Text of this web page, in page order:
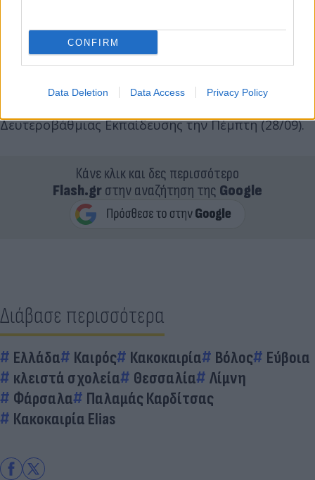
CONFIRM
Data Deletion Data Access Privacy Policy
Λόγω των νέων έντονων καιρικών φαινομένων που
πλήττουν καιτην περιοχή των
τελευταία εικοσιτετράωρα, ο δήμαρχος
ανακοίνωσε τη μη λειτουργία των σχολικών
Δευτεροβάθμιας Εκπαίδευσης την Πέμπτη (28/09).
Κάνε κλικ και δες περισσότερο
Flash.grστην αναζήτηση της Google
Διάβασε περισσότερα
Ελλάδα Καιρός Κακοκαιρία Βόλος
Εύβοια
κλειστά σχολεία
Θεσσαλία
Λίμνη
Φάρσαλα
Παλαμάς Καρδίτσας
Κακοκαιρία Elias